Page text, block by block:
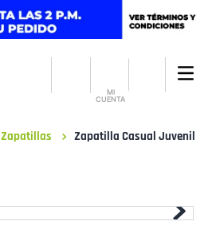
MI
CUENTA
Zapatillas
Zapatilla Casual Juvenil